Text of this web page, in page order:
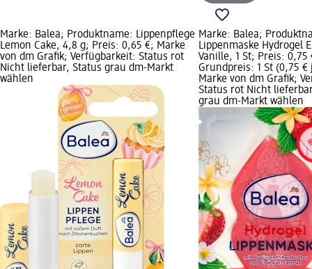
Marke: Balea; Produktname: Lippenpflege
Lemon Cake, 4,8 g; Preis: 0,65 €; Marke
von dm Grafik; Verfügbarkeit: Status rot
Nicht lieferbar, Status grau dm-Markt
wählen
Marke: Balea;
Lippenmaske Hydrogel
Vanille, 1 St; Preis: 0,75
Grundpreis: 1 St (0,75 €
Marke von dm Grafik;
Status rot Nicht
grau dm-Markt wählen